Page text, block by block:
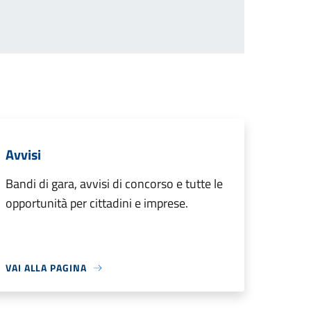
Avvisi
Bandi di gara, avvisi di concorso e tutte le
opportunità per cittadini e imprese.
VAI ALLA PAGINA